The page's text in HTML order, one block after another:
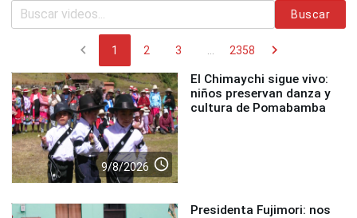
Buscar
chevron_left 1 2 3 2358 chevron_right
9/8/2026 access_time
El Chimaychi sigue vivo:
niños preservan danza y
cultura de Pomabamba
Presidenta Fujimori: nos